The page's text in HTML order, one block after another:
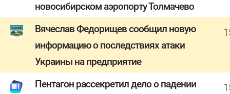
новосибирском аэропорту Толмачево
Вячеслав Федорищев сообщил новую
информацию о последствиях атаки
Украины на предприятие
Пентагон рассекретил дело о падении